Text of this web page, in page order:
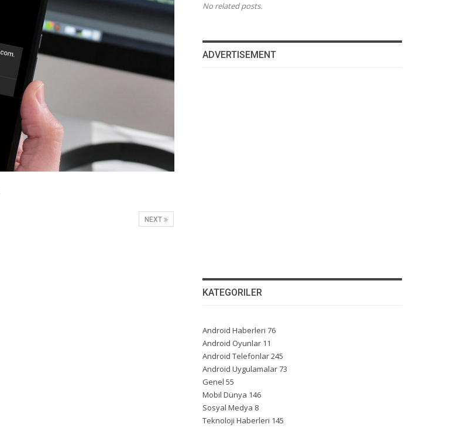
NEXT
No related posts.
ADVERTISEMENT
KATEGORILER
Android Haberleri 76
Android Oyunlar 11
Android Telefonlar245
Android Uygulamalar73
Genel 55
Mobil Dünya 146
Sosyal Medya 8
Teknoloji Haberleri 145